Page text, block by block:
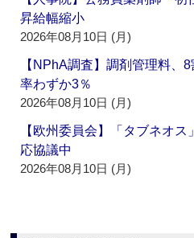
昇給幅縮小
2026年08月10日 (月)
【NPhA調査】調剤管理料、
率わずか3％
2026年08月10日 (月)
【欧州委員会】「タブネオ
応協議中
2026年08月10日 (月)